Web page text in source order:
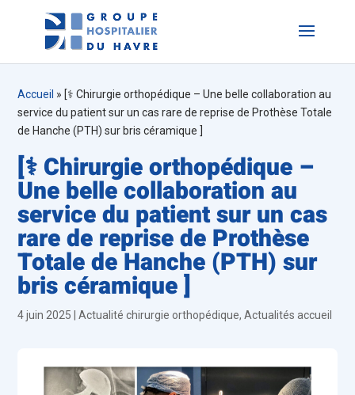
Accueil » [⚕️ Chirurgie orthopédique – Une belle collaboration au
service du patient sur un cas rare de reprise de Prothèse Totale
de Hanche (PTH) sur bris céramique ]
[⚕️ Chirurgie orthopédique –
Une belle collaboration au
service du patient sur un cas
rare de reprise de Prothèse
Totale de Hanche (PTH) sur
bris céramique ]
4 juin 2025 |Actualité chirurgie orthopédique,Actualités accueil